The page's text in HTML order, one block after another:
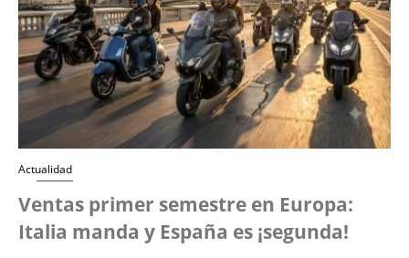
Actualidad
Ventas primer semestre en Europa:
Italia manda y España es ¡segunda!